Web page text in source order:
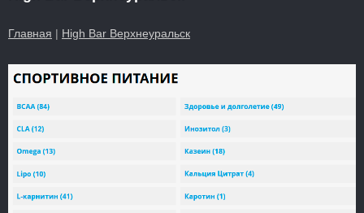
Главная | High Bar Верхнеуральск